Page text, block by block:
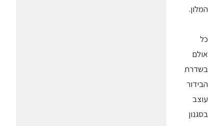
המלון.
כל
אולם
בשדרת
הבידור
עוצב
בסגנון